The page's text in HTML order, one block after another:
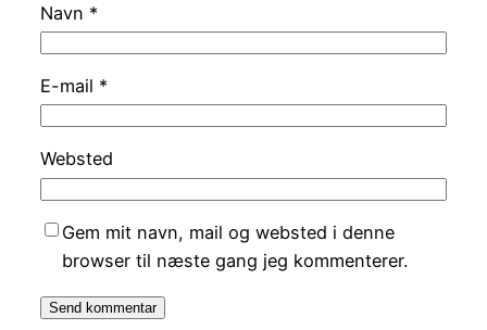
Navn *
E-mail *
Websted
Gem mit navn, mail og websted i denne
browser til næste gang jeg kommenterer.